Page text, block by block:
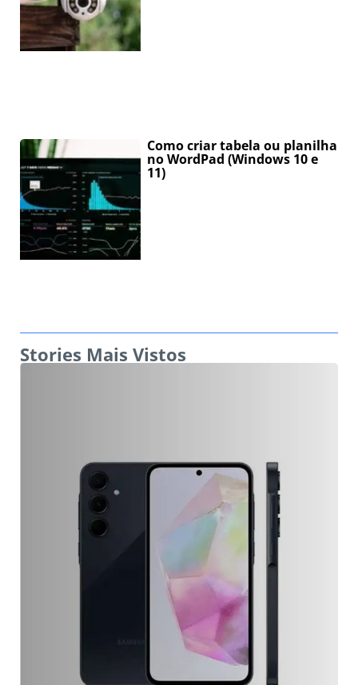
Como criar tabela ou planilha
no WordPad (Windows 10 e
11)
Stories Mais Vistos